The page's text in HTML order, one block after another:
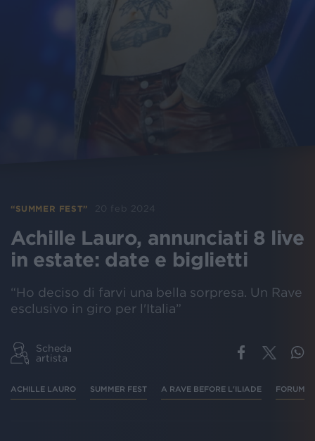
“SUMMER FEST” 20 feb 2024
Achille Lauro, annunciati 8 live
in estate: date e biglietti
“Ho deciso di farvi una bella sorpresa. Un Rave
esclusivo in giro per l'Italia”
Scheda
artista
ACHILLE LAURO SUMMER FEST A RAVE BEFORE L'ILIADE FORUM